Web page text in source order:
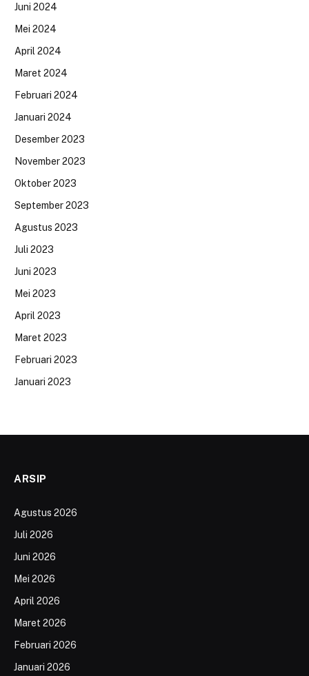
Juni 2024
Mei 2024
April 2024
Maret 2024
Februari 2024
Januari 2024
Desember 2023
November 2023
Oktober 2023
September 2023
Agustus 2023
Juli 2023
Juni 2023
Mei 2023
April 2023
Maret 2023
Februari 2023
Januari 2023
ARSIP
Agustus 2026
Juli 2026
Juni 2026
Mei 2026
April 2026
Maret 2026
Februari 2026
Januari 2026